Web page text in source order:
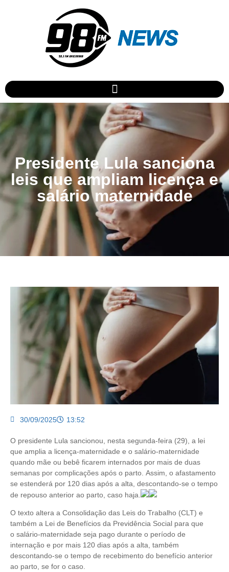
Presidente Lula sanciona
leis que ampliam licença e
salário maternidade
30/09/2025 13:52
O presidente Lula sancionou, nesta segunda-feira (29), a lei
que amplia a licença-maternidade e o salário-maternidade
quando mãe ou bebê ficarem internados por mais de duas
semanas por complicações após o parto. Assim, o afastamento
se estenderá por 120 dias após a alta, descontando-se o tempo
de repouso anterior ao parto, caso haja.
O texto altera a Consolidação das Leis do Trabalho (CLT) e
também a Lei de Benefícios da Previdência Social para que
o salário-maternidade seja pago durante o período de
internação e por mais 120 dias após a alta, também
descontando-se o tempo de recebimento do benefício anterior
ao parto, se for o caso.